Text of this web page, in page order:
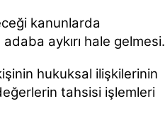
kanunlarda
adaba aykırı hale gelmesi.
hukuksal ilişkilerinin
tahsisi işlemleri